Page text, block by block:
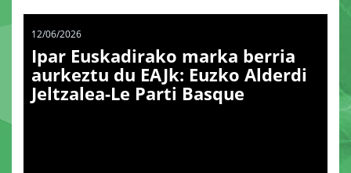
12/06/2026
Ipar Euskadirako marka berria
aurkeztu du EAJk: Euzko Alderdi
Jeltzalea-Le Parti Basque